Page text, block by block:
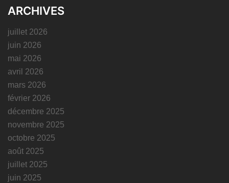
ARCHIVES
juillet 2026
juin 2026
mai 2026
avril 2026
mars 2026
février 2026
décembre 2025
novembre 2025
octobre 2025
août 2025
juillet 2025
juin 2025